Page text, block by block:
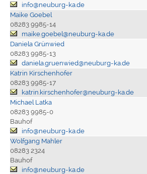
info@neuburg-ka.de
Maike Goebel
08283 9985-14
maike.goebel@neuburg-ka.de
Daniela Grünwied
08283 9985-13
daniela.gruenwied@neuburg-ka.de
Katrin Kirschenhofer
08283 9985-17
katrin.kirschenhofer@neuburg-ka.de
Michael Latka
08283 9985-0
Bauhof
info@neuburg-ka.de
Wolfgang Mahler
08283 2324
Bauhof
info@neuburg-ka.de